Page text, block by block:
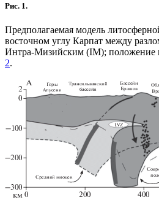
Рис. 1.
Предполагаемая модель
восточном углу Карпат между
Интра-Мизийским (IM);
2.